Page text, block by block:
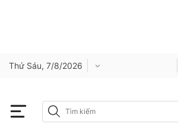
Thứ Sáu, 7/8/2026